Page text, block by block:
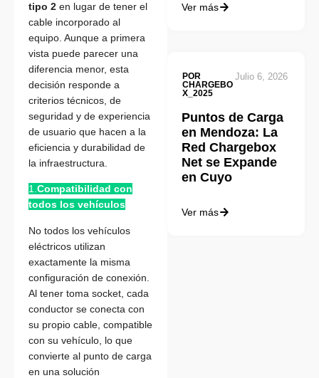
tipo 2 en lugar de tener el
cable incorporado al
equipo. Aunque a primera
vista puede parecer una
diferencia menor, esta
decisión responde a
criterios técnicos, de
seguridad y de experiencia
de usuario que hacen a la
eficiencia y durabilidad de
la infraestructura.
1.Compatibilidad con
todos los vehículos
No todos los vehículos
eléctricos utilizan
exactamente la misma
configuración de conexión.
Al tener toma socket, cada
conductor se conecta con
su propio cable, compatible
con su vehículo, lo que
convierte al punto de carga
en una solución
Ver más
POR
CHARGEBO
X_2025
Julio 6, 2026
Puntos de Carga
en Mendoza: La
Red Chargebox
Net se Expande
en Cuyo
Ver más